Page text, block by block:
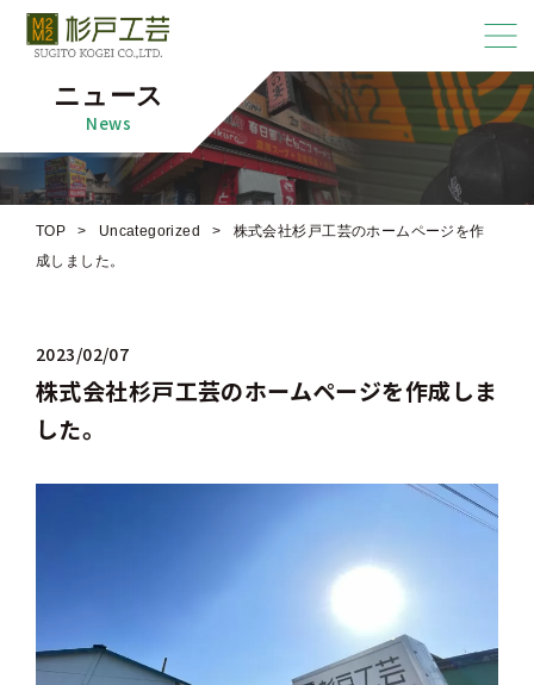
ニュース
News
TOP > Uncategorized >
株式会社杉戸工芸のホームページを作
成しました。
2023/02/07
株式会社杉戸工芸のホームページを作成しま
した。